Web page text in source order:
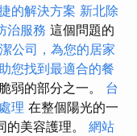
的解決方案 新北除
治服務 這個問題的
公司，為您的居家
您找到最適合的餐
弱的部分之一。 台
理 在整個陽光的一
美容護理。 網站